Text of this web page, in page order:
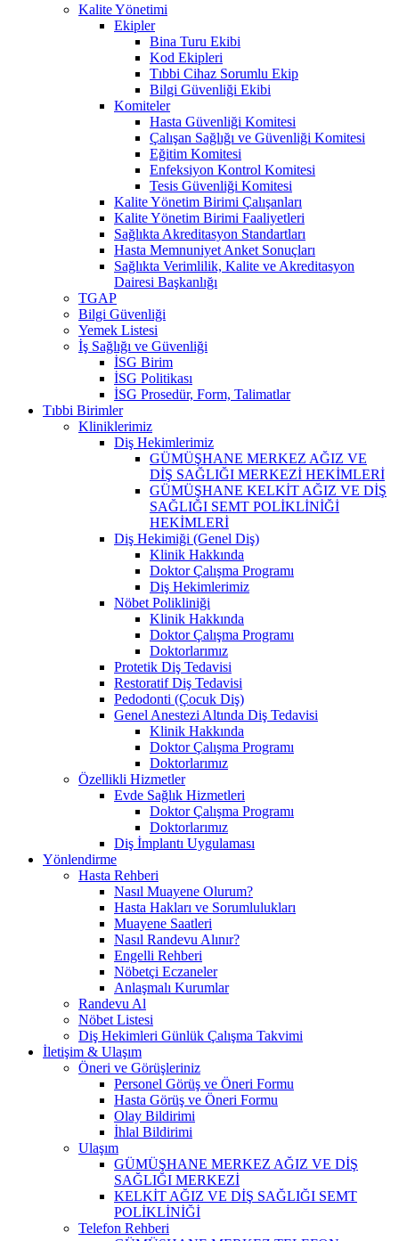
Kalite Yönetimi
Ekipler
Bina Turu Ekibi
Kod Ekipleri
Tıbbi Cihaz Sorumlu Ekip
Bilgi Güvenliği Ekibi
Komiteler
Hasta Güvenliği Komitesi
Çalışan Sağlığı ve Güvenliği Komitesi
Eğitim Komitesi
Enfeksiyon Kontrol Komitesi
Tesis Güvenliği Komitesi
Kalite Yönetim Birimi Çalışanları
Kalite Yönetim Birimi Faaliyetleri
Sağlıkta Akreditasyon Standartları
Hasta Memnuniyet Anket Sonuçları
Sağlıkta Verimlilik, Kalite ve Akreditasyon
Dairesi Başkanlığı
TGAP
Bilgi Güvenliği
Yemek Listesi
İş Sağlığı ve Güvenliği
İSG Birim
İSG Politikası
İSG Prosedür, Form, Talimatlar
Tıbbi Birimler
Kliniklerimiz
Diş Hekimlerimiz
GÜMÜŞHANE MERKEZ AĞIZ VE
DİŞ SAĞLIĞI MERKEZİ HEKİMLERİ
GÜMÜŞHANE KELKİT AĞIZ VE DİŞ
SAĞLIĞI SEMT POLİKLİNİĞİ
HEKİMLERİ
Diş Hekimiği (Genel Diş)
Klinik Hakkında
Doktor Çalışma Programı
Diş Hekimlerimiz
Nöbet Polikliniği
Klinik Hakkında
Doktor Çalışma Programı
Doktorlarımız
Protetik Diş Tedavisi
Restoratif Diş Tedavisi
Pedodonti (Çocuk Diş)
Genel Anestezi Altında Diş Tedavisi
Klinik Hakkında
Doktor Çalışma Programı
Doktorlarımız
Özellikli Hizmetler
Evde Sağlık Hizmetleri
Doktor Çalışma Programı
Doktorlarımız
Diş İmplantı Uygulaması
Yönlendirme
Hasta Rehberi
Nasıl Muayene Olurum?
Hasta Hakları ve Sorumlulukları
Muayene Saatleri
Nasıl Randevu Alınır?
Engelli Rehberi
Nöbetçi Eczaneler
Anlaşmalı Kurumlar
Randevu Al
Nöbet Listesi
Diş Hekimleri Günlük Çalışma Takvimi
İletişim & Ulaşım
Öneri ve Görüşleriniz
Personel Görüş ve Öneri Formu
Hasta Görüş ve Öneri Formu
Olay Bildirimi
İhlal Bildirimi
Ulaşım
GÜMÜŞHANE MERKEZ AĞIZ VE DİŞ
SAĞLIĞI MERKEZİ
KELKİT AĞIZ VE DİŞ SAĞLIĞI SEMT
POLİKLİNİĞİ
Telefon Rehberi